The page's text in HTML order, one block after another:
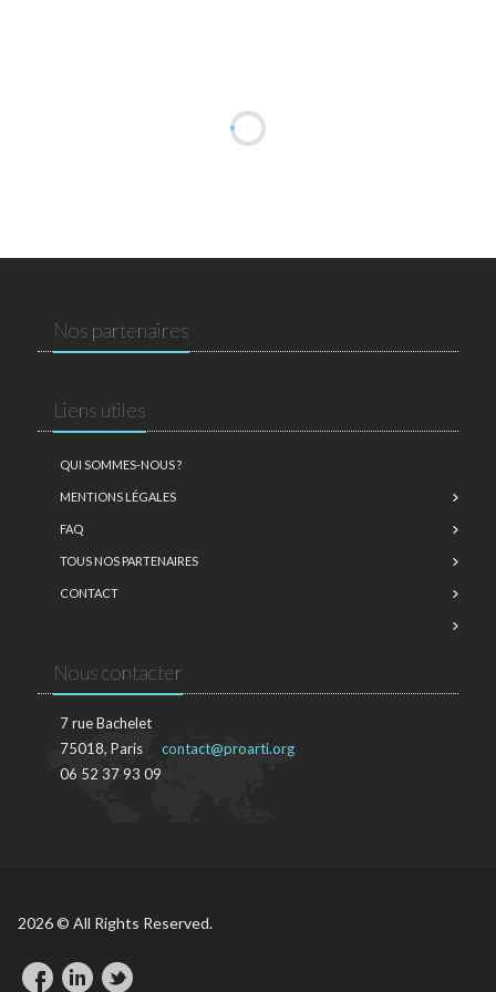
Nos partenaires
Liens utiles
QUI SOMMES-NOUS ?
MENTIONS LÉGALES
FAQ
TOUS NOS PARTENAIRES
CONTACT
Nous contacter
7 rue Bachelet
75018, Paris
06 52 37 93 09
contact@proarti.org
2026 © All Rights Reserved.